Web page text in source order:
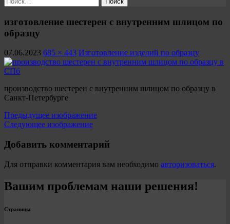
изготовление шестерен с внутренним шлицом по
образцу
07.06.2023 685 × 443 Изготовление изделий по образцу
производство шестерен с внутренним шлицом по образцу в
Санкт-Петербурге
Предыдущее изображение
Следующее изображение
Добавить комментарий
Для отправки комментария вам необходимо авторизоваться.
Вашим проблемам наши решения!
Страницы